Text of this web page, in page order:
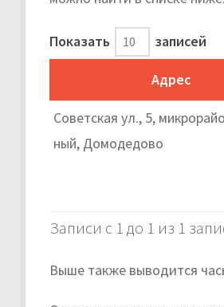
Показать записей
Адрес
Советская ул., 5,
ный, Домодедово
Записи с 1 до 1 из 1
Выше также выводится